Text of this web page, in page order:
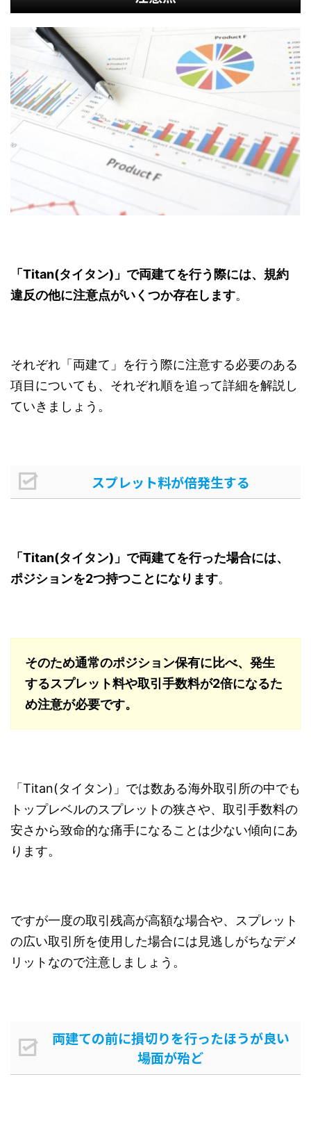
「Titan(タイタン)」で両建てを行う際には、規約
違反の他に注意点がいくつか存在します。
それぞれ「両建て」を行う際に注意する必要のある
項目についても、それぞれ順を追って詳細を解説し
ていきましょう。
スプレット料が倍発生する
「Titan(タイタン)」で両建てを行った場合には、
ポジションを2つ持つことになります。
そのため通常のポジション保有に比べ、発生
するスプレット料や取引手数料が2倍になるた
め注意が必要です。
「Titan(タイタン)」では数ある海外取引所の中でも
トップレベルのスプレットの狭さや、取引手数料の
安さから致命的な痛手になることは少ない傾向にあ
ります。
ですが一度の取引残高が高額な場合や、スプレット
の広い取引所を使用した場合には見逃しがちなデメ
リットなので注意しましょう。
両建ての前に損切りを行ったほうが良い
場面が殆ど